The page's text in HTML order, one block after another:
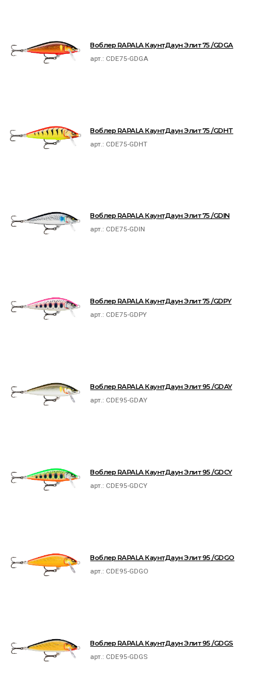
Воблер RAPALA КаунтДаун Элит 75 /GDGA
арт.: CDE75-GDGA
Воблер RAPALA КаунтДаун Элит 75 /GDHT
арт.: CDE75-GDHT
Воблер RAPALA КаунтДаун Элит 75 /GDIN
арт.: CDE75-GDIN
Воблер RAPALA КаунтДаун Элит 75 /GDPY
арт.: CDE75-GDPY
Воблер RAPALA КаунтДаун Элит 95 /GDAY
арт.: CDE95-GDAY
Воблер RAPALA КаунтДаун Элит 95 /GDCY
арт.: CDE95-GDCY
Воблер RAPALA КаунтДаун Элит 95 /GDGO
арт.: CDE95-GDGO
Воблер RAPALA КаунтДаун Элит 95 /GDGS
арт.: CDE95-GDGS